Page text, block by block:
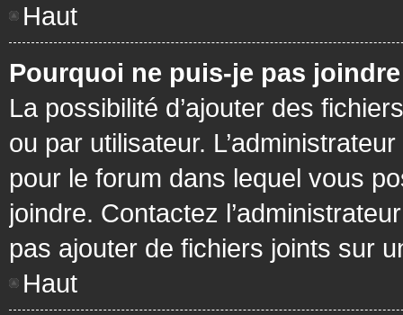
Haut
Pourquoi ne puis-je pas
La possibilité d’ajouter des
ou par utilisateur.
pour le forum dans lequel vous
joindre. Contactez
pas ajouter de fichiers joints sur
Haut